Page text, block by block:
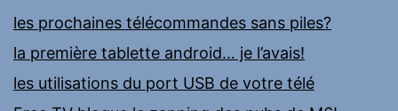
les prochaines télécommandes sans piles?
la première tablette android… je l’avais!
les utilisations du port USB de votre télé